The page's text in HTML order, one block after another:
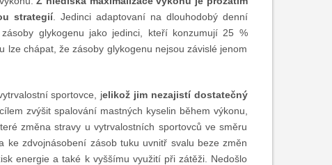
strategií. Jedinci adaptovaní na dlouhodobý denní
glykogenu jako jedinci, kteří konzumují 25 %
chápat, že zásoby glykogenu nejsou závislé jenom
sportovce, jelikož jim nezajistí dostatečný
zvýšit spalování mastných kyselin během výkonu,
změna stravy u vytrvalostních sportovců ve směru
zdvojnásobení zásob tuku uvnitř svalu beze změn
energie a také k vyššímu využití při zátěži. Nedošlo